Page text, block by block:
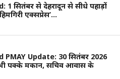
सितंबर से देहरादून से सीधे पहाड़ों
एक्सप्रेस’…
Update: 30 सितंबर 2026
पक्के मकान, सचिव आवास के